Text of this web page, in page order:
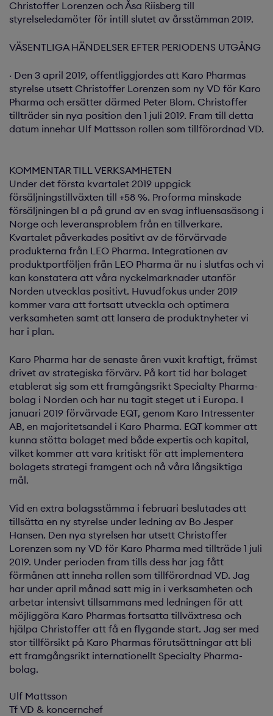
Christoffer Lorenzen och Åsa Riisberg till
styrelseledamöter för intill slutet av årsstämman 2019.
VÄSENTLIGA HÄNDELSER EFTER PERIODENS UTGÅNG
· Den 3 april 2019, offentliggjordes att Karo Pharmas
styrelse utsett Christoffer Lorenzen som ny VD för Karo
Pharma och ersätter därmed Peter Blom. Christoffer
tillträder sin nya position den 1 juli 2019. Fram till detta
datum innehar Ulf Mattsson rollen som tillförordnad VD.
KOMMENTAR TILL VERKSAMHETEN
Under det första kvartalet 2019 uppgick
försäljningstillväxten till +58 %. Proforma minskade
försäljningen bl a på grund av en svag influensasäsong i
Norge och leveransproblem från en tillverkare.
Kvartalet påverkades positivt av de förvärvade
produkterna från LEO Pharma. Integrationen av
produktportföljen från LEO Pharma är nu i slutfas och vi
kan konstatera att våra nyckelmarknader utanför
Norden utvecklas positivt. Huvudfokus under 2019
kommer vara att fortsatt utveckla och optimera
verksamheten samt att lansera de produktnyheter vi
har i plan.
Karo Pharma har de senaste åren vuxit kraftigt, främst
drivet av strategiska förvärv. På kort tid har bolaget
etablerat sig som ett framgångsrikt Specialty Pharma-
bolag i Norden och har nu tagit steget ut i Europa. I
januari 2019 förvärvade EQT, genom Karo Intressenter
AB, en majoritetsandel i Karo Pharma. EQT kommer att
kunna stötta bolaget med både expertis och kapital,
vilket kommer att vara kritiskt för att implementera
bolagets strategi framgent och nå våra långsiktiga
mål.
Vid en extra bolagsstämma i februari beslutades att
tillsätta en ny styrelse under ledning av Bo Jesper
Hansen. Den nya styrelsen har utsett Christoffer
Lorenzen som ny VD för Karo Pharma med tillträde 1 juli
2019. Under perioden fram tills dess har jag fått
förmånen att inneha rollen som tillförordnad VD. Jag
har under april månad satt mig in i verksamheten och
arbetar intensivt tillsammans med ledningen för att
möjliggöra Karo Pharmas fortsatta tillväxtresa och
hjälpa Christoffer att få en flygande start. Jag ser med
stor tillförsikt på Karo Pharmas förutsättningar att bli
ett framgångsrikt internationellt Specialty Pharma-
bolag.
Ulf Mattsson
Tf VD & koncernchef